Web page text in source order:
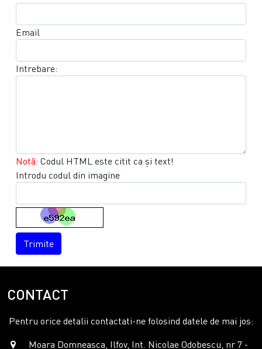
Email
Intrebare:
Notă: Codul HTML este citit ca şi text!
Introdu codul din imagine
Trimite
CONTACT
Pentru orice detalii contactati-ne folosind datele de mai jos:
Moara Domneasca, Ilfov, Int. Nicolae Odobescu, nr 7 -